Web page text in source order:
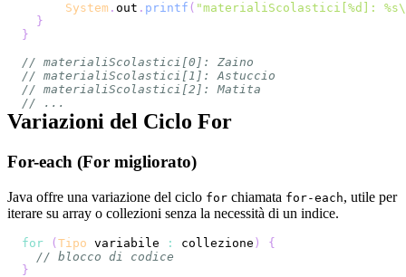
System . out . printf ( "materialiScolastici[%d]:
}
}
// materialiScolastici[0]: Zaino
// materialiScolastici[1]: Astuccio
// materialiScolastici[2]: Matita
// ...
Variazioni del Ciclo For
For-each (For migliorato)
Java offre una variazione del ciclo for chiamata for-each, utile per
iterare su array o collezioni senza la necessità di un indice.
for (Tipo variabile : collezione )
{
// blocco di codice
}